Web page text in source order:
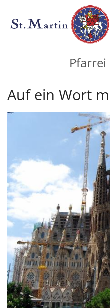
Zum Inhalt springen
Auf ein Wort